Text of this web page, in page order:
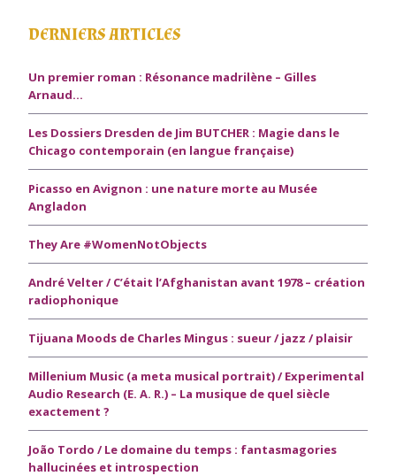
DERNIERS ARTICLES
Un premier roman : Résonance madrilène – Gilles
Arnaud…
Les Dossiers Dresden de Jim BUTCHER : Magie dans le
Chicago contemporain (en langue française)
Picasso en Avignon : une nature morte au Musée
Angladon
They Are #WomenNotObjects
André Velter / C’était l’Afghanistan avant 1978 – création
radiophonique
Tijuana Moods de Charles Mingus : sueur / jazz / plaisir
Millenium Music (a meta musical portrait) / Experimental
Audio Research (E. A. R.) – La musique de quel siècle
exactement ?
João Tordo / Le domaine du temps : fantasmagories
hallucinées et introspection